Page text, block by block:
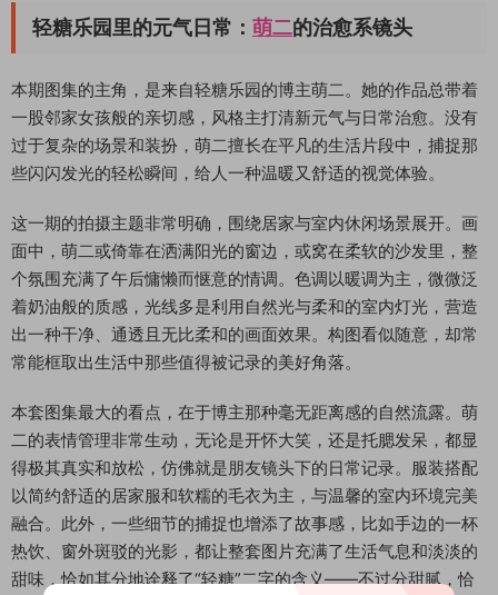
轻糖乐园里的元气日常： 萌二的治愈系镜头
本期图集的主角，是来自轻糖乐园的博主萌二。她的作品总带着
一股邻家女孩般的亲切感，风格主打清新元气与日常治愈。没有
过于复杂的场景和装扮，萌二擅长在平凡的生活片段中，捕捉那
些闪闪发光的轻松瞬间，给人一种温暖又舒适的视觉体验。
这一期的拍摄主题非常明确，围绕居家与室内休闲场景展开。画
面中，萌二或倚靠在洒满阳光的窗边，或窝在柔软的沙发里，整
个氛围充满了午后慵懒而惬意的情调。色调以暖调为主，微微泛
着奶油般的质感，光线多是利用自然光与柔和的室内灯光，营造
出一种干净、通透且无比柔和的画面效果。构图看似随意，却常
常能框取出生活中那些值得被记录的美好角落。
本套图集最大的看点，在于博主那种毫无距离感的自然流露。萌
二的表情管理非常生动，无论是开怀大笑，还是托腮发呆，都显
得极其真实和放松，仿佛就是朋友镜头下的日常记录。服装搭配
以简约舒适的居家服和软糯的毛衣为主，与温馨的室内环境完美
融合。此外，一些细节的捕捉也增添了故事感，比如手边的一杯
热饮、窗外斑驳的光影，都让整套图片充满了生活气息和淡淡的
甜味，恰如其分地诠释了“轻糖”二字的含义——不过分甜腻，恰